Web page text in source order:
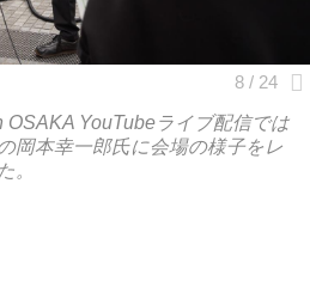
YouTubeライブ配信では
岡本幸一郎氏に会場の様子をレ
。